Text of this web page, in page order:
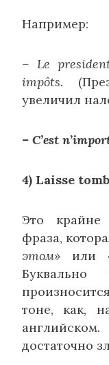
Например:
– Le
impôts.
увеличил
– C’est
4) Laisse
Это крайне
фраза,
этом» или
тоне, как,
достаточно